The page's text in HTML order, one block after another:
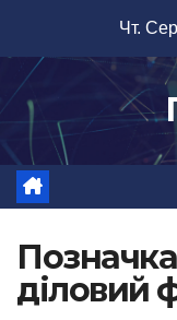
вмісту
Чт.
діловий